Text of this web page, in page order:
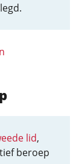
lid,
beroep